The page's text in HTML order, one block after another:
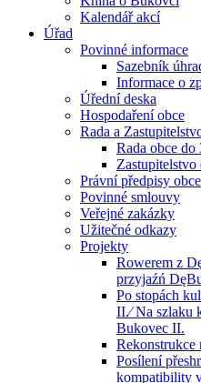
Kalendář akcí
Úřad
Povinné informace
Sazebník
Informace o
Úřední deska
Hospodaření obce
Rada a
Rada obce do
Zastupitelstvo
Právní předpisy obce
Povinné smlouvy
Veřejné zakázky
Užitečné odkazy
Projekty
Rowerem z
przyjaźń
Po stopách
II.⁄ Na
Bukovec II.
Posílení
kompatibility